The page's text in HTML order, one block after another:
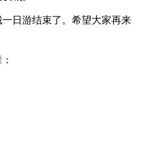
日游结束了。希望大家再来